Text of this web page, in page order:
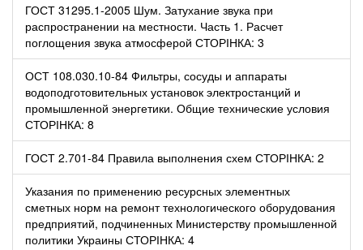
ГОСТ 31295.1-2005 Шум. Затухание звука при
распространении на местности. Часть 1. Расчет
поглощения звука атмосферой СТОРІНКА: 3
ОСТ 108.030.10-84 Фильтры, сосуды и аппараты
водоподготовительных установок электростанций и
промышленной энергетики. Общие технические условия
СТОРІНКА: 8
ГОСТ 2.701-84 Правила выполнения схем СТОРІНКА: 2
Указания по применению ресурсных элементных
сметных норм на ремонт технологического оборудования
предприятий, подчиненных Министерству промышленной
политики Украины СТОРІНКА: 4